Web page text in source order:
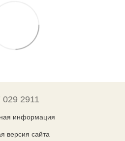
029 2911
информация
версия сайта